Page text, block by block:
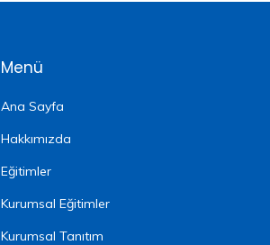
Menü
Ana Sayfa
Hakkımızda
Eğitimler
Kurumsal Eğitimler
Kurumsal Tanıtım